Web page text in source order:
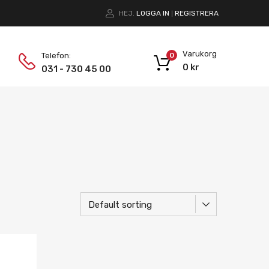
HEJ. LOGGA IN REGISTRERA
Telefon:
031 - 730 45 00
Varukorg
0 kr
0